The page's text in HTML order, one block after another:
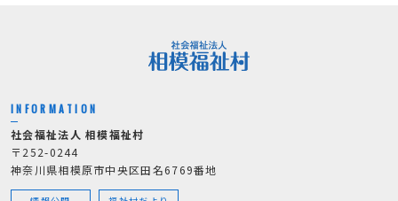
INFORMATION
社会福祉法人 相模福祉村
〒252-0244
神奈川県相模原市中央区田名6769番地